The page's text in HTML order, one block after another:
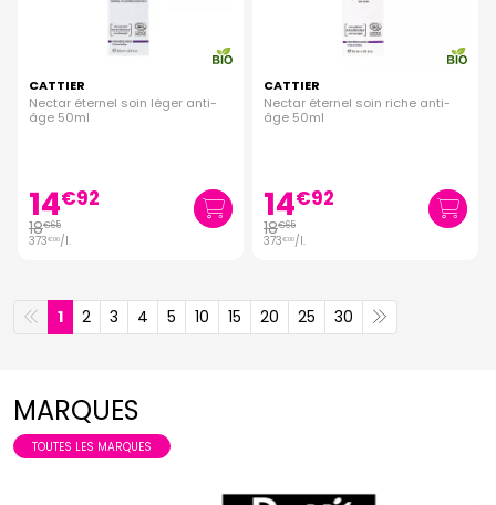
CATTIER
Nectar éternel soin léger anti-
âge 50ml
14€92
18€65
373€00/l.
CATTIER
Nectar éternel soin riche anti-
âge 50ml
14€92
18€65
373€00/l.
1 2 3 4 5 10 15 20 25 30
MARQUES
TOUTES LES MARQUES